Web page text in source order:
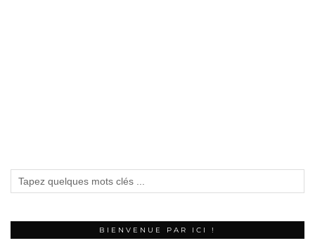
BIENVENUE PAR ICI !